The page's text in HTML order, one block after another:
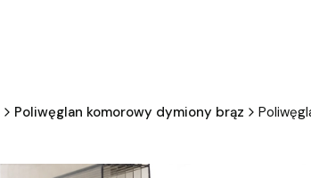
Poliwęglan komorowy dymiony brąz